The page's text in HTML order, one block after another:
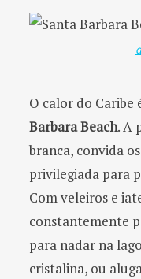
O calor do
Barbara Beach. A
branca, convida
privilegiada para
Com veleiros e
constantemente
para nadar na
cristalina, ou